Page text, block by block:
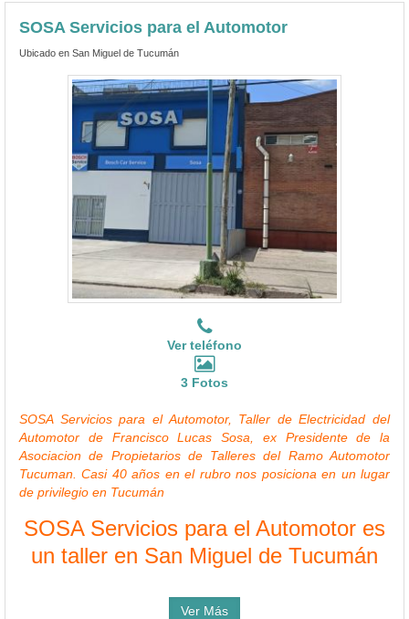
SOSA Servicios para el Automotor
Ubicado en San Miguel de Tucumán
Ver teléfono
3 Fotos
SOSA Servicios para el Automotor, Taller de Electricidad del
Automotor de Francisco Lucas Sosa, ex Presidente de la
Asociacion de Propietarios de Talleres del Ramo Automotor
Tucuman. Casi 40 años en el rubro nos posiciona en un lugar
de privilegio en Tucumán
SOSA Servicios para el Automotor es
un taller en San Miguel de Tucumán
Ver Más